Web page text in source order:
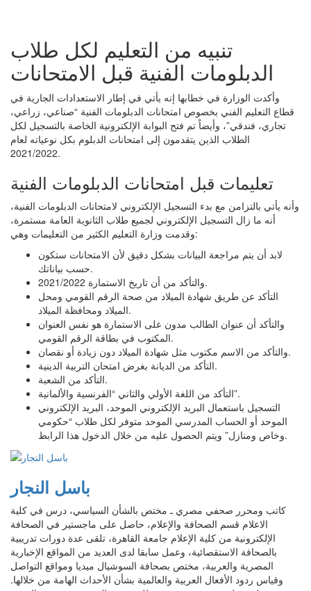
تنبيه من التعليم لكل طلاب
الدبلومات الفنية قبل الامتحانات
وأكدت الوزارة في خطابها إنه يأتي في إطار الاستعدادات الجارية في
قطاع التعليم الفني بخصوص امتحانات الدبلومات الفنية “صناعي، زراعي،
تجاري، فندقي”، وأيضاً تم فتح البوابة الإلكترونية الخاصة بالتسجيل لكل
الطلاب الذين يتقدمون إلى امتحانات الدبلوم بكل نوعياته لعام
2021/2022.
تعليمات قبل امتحانات الدبلومات الفنية
وأنه يأتي بالتزامن مع بدء التسجيل الإلكتروني لامتحانات الدبلومات الفنية،
أنه ما زال التسجيل الإلكتروني لجميع طلاب الثانوية العامة مستمرة،
وقدمت وزارة التعليم الكثير من التعليمات وهي:
لابد أن يتم مراجعة البيانات بشكل دقيق لأن الامتحانات ستكون
حسب بياناتك.
والتأكد من أن تاريخ الاستمارة 2021/2022.
التأكد عن طريق شهادة الميلاد من صحة الرقم القومي ومحل
الميلاد ومحافظة الميلاد.
والتأكد أن عنوان الطالب مدون على الاستمارة هو نفس العنوان
المكتوب في بطاقة الرقم القومي.
والتأكد من الاسم مكتوب مثل شهادة الميلاد دون زيادة أو نقصان.
التأكد من الديانة بغرض امتحان التربية الدينية.
التأكد من الشعبة.
التأكد من اللغة الأولي والثاني “الفرنسية والألمانية”.
التسجيل باستعمال البريد الإلكتروني الموحد، البريد الإلكتروني
الموحد أو الحساب المدرسي الموحد متوفر لكل طلاب “حكومي
وخاص ومنازل” ويتم الحصول عليه من خلال الدخول هذا الرابط.
باسل النجار
كاتب ومحرر صحفي مصري ـ مختص بالشأن السياسي، درس في كلية
الاعلام قسم الصحافة والإعلام، حاصل على ماجستير في الصحافة
الإلكترونية من كلية الإعلام جامعة القاهرة، تلقى عدة دورات تدريبية
بالصحافة الاستقصائية، وعمل سابقا لدى العديد من المواقع الإخبارية
المصرية والعربية، مختص بصحافة السوشيال ميديا ومواقع التواصل
وقياس ردود الأفعال العربية والعالمية بشأن الأحداث الهامة من خلالها.